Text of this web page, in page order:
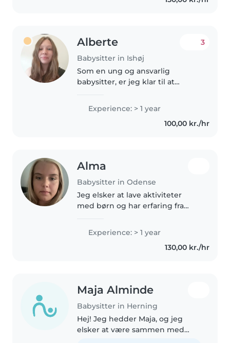
Alberte
Babysitter in Ishøj
3
Som en ung og ansvarlig
babysitter, er jeg klar til at
erfaring med at passe børn i
alderen fra kravlegård til
børnehavebørn, og jeg kan
Experience: > 1 year
100,00 kr./hr
Alma
Babysitter in Odense
Jeg elsker at lave aktiviteter
med børn og har erfaring fra
da hun var yngre. Jeg synes
musik og håndværk er rigtigt
hyggeligt og at skabe sjove og
Experience: > 1 year
130,00 kr./hr
Maja Alminde
Babysitter in Herning
Hej! Jeg hedder Maja, og jeg
elsker at være sammen med